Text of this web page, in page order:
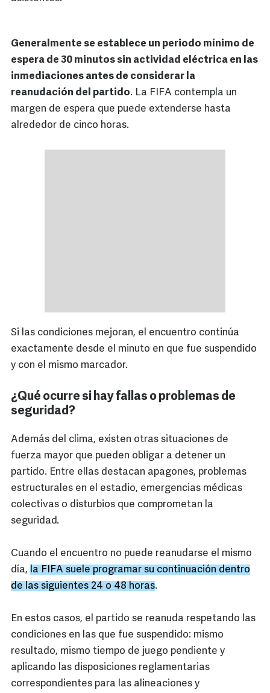
Generalmente se establece un periodo mínimo de
espera de 30 minutos sin actividad eléctrica en las
inmediaciones antes de considerar la
reanudación del partido. La FIFA contempla un
margen de espera que puede extenderse hasta
alrededor de cinco horas.
Si las condiciones mejoran, el encuentro continúa
exactamente desde el minuto en que fue suspendido
y con el mismo marcador.
¿Qué ocurre si hay fallas o problemas de
seguridad?
Además del clima, existen otras situaciones de
fuerza mayor que pueden obligar a detener un
partido. Entre ellas destacan apagones, problemas
estructurales en el estadio, emergencias médicas
colectivas o disturbios que comprometan la
seguridad.
Cuando el encuentro no puede reanudarse el mismo
día, la FIFA suele programar su continuación dentro
de las siguientes 24 o 48 horas.
En estos casos, el partido se reanuda respetando las
condiciones en las que fue suspendido: mismo
resultado, mismo tiempo de juego pendiente y
aplicando las disposiciones reglamentarias
correspondientes para las alineaciones y